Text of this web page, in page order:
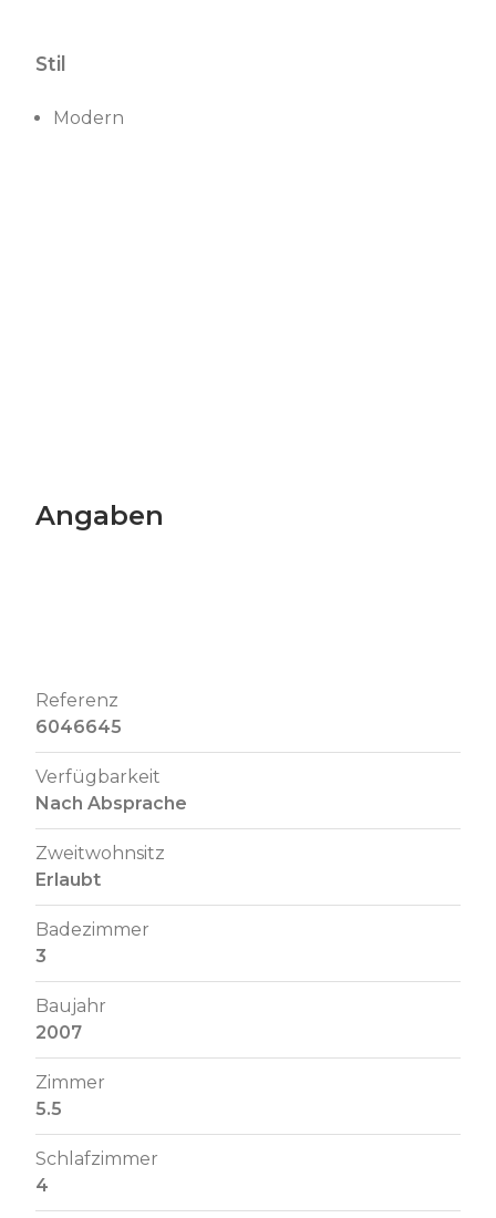
Stil
Modern
Angaben
Referenz
6046645
Verfügbarkeit
Nach Absprache
Zweitwohnsitz
Erlaubt
Badezimmer
3
Baujahr
2007
Zimmer
5.5
Schlafzimmer
4